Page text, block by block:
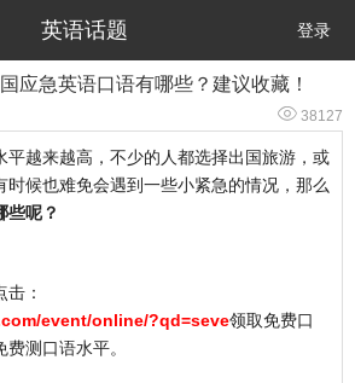
英语话题 登录
应急英语口语有哪些？建议收藏！
 38127
平越来越高，不少的人都选择出国旅游，或
时候也难免会遇到一些小紧急的情况，那么
些呢？
：
event/online/?qd=seve领取免费口
测口语水平。